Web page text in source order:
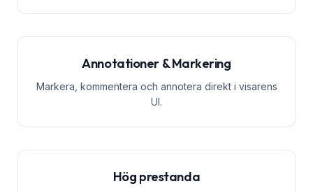
Annotationer & Markering
Markera, kommentera och annotera direkt i visarens
UI.
Hög prestanda